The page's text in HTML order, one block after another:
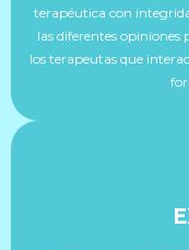
terapéutica con
las diferentes opiniones
los terapeutas que